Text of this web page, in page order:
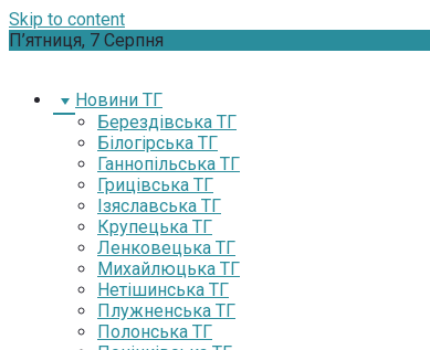
Skip to content
П’ятниця, 7 Серпня
Новини ТГ
Берездівська ТГ
Білогірська ТГ
Ганнопільська ТГ
Грицівська ТГ
Ізяславська ТГ
Крупецька ТГ
Ленковецька ТГ
Михайлюцька ТГ
Нетішинська ТГ
Плужненська ТГ
Полонська ТГ